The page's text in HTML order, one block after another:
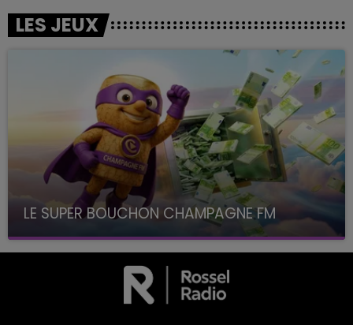
LES JEUX
LE SUPER BOUCHON CHAMPAGNE FM
avec La Famille Champagne FM, à 8H10